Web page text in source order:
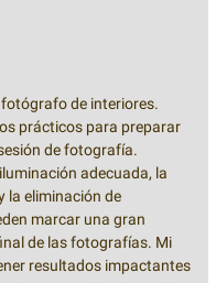
de interiores.
prácticos para preparar
de fotografía.
adecuada, la
la eliminación de
marcar una gran
de las fotografías. Mi
resultados impactantes